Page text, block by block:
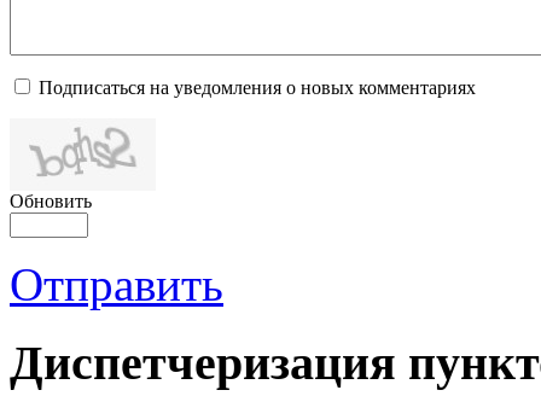
Подписаться на уведомления о новых комментариях
Обновить
Отправить
Диспетчеризация